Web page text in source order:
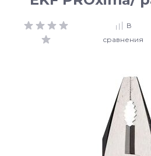
В
сравнения